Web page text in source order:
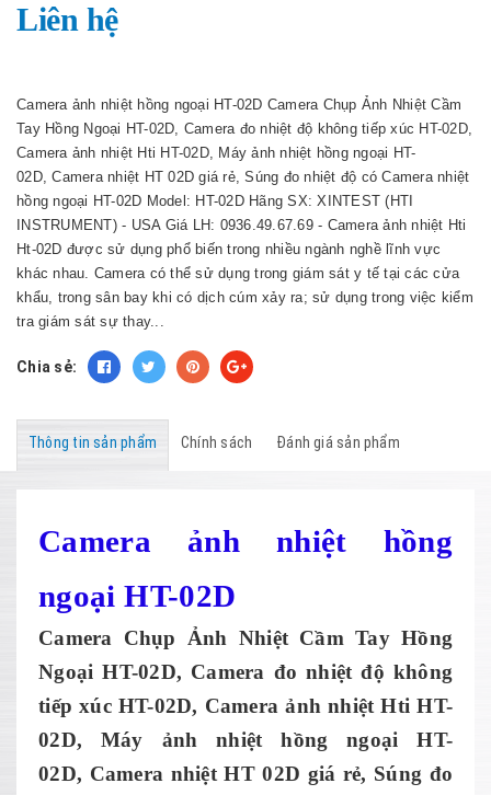
Liên hệ
Camera ảnh nhiệt hồng ngoại HT-02D Camera Chụp Ảnh Nhiệt Cầm
Tay Hồng Ngoại HT-02D, Camera đo nhiệt độ không tiếp xúc HT-02D,
Camera ảnh nhiệt Hti HT-02D, Máy ảnh nhiệt hồng ngoại HT-
02D, Camera nhiệt HT 02D giá rẻ, Súng đo nhiệt độ có Camera nhiệt
hồng ngoại HT-02D Model: HT-02D Hãng SX: XINTEST (HTI
INSTRUMENT) - USA Giá LH: 0936.49.67.69 - Camera ảnh nhiệt Hti
Ht-02D được sử dụng phổ biến trong nhiều ngành nghề lĩnh vực
khác nhau. Camera có thể sử dụng trong giám sát y tế tại các cửa
khẩu, trong sân bay khi có dịch cúm xảy ra; sử dụng trong việc kiểm
tra giám sát sự thay...
Chia sẻ:
Thông tin sản phẩm Chính sách Đánh giá sản phẩm
Camera ảnh nhiệt hồng
ngoại HT-02D
Camera Chụp Ảnh Nhiệt Cầm Tay Hồng
Ngoại HT-02D, Camera đo nhiệt độ không
tiếp xúc HT-02D, Camera ảnh nhiệt Hti HT-
02D, Máy ảnh nhiệthồng ngoạiHT-
02D, Camera nhiệt HT 02D giá rẻ, Súng đo